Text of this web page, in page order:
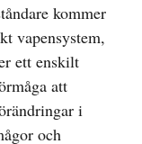
kommer
vapensystem,
ett enskilt
att
i
och